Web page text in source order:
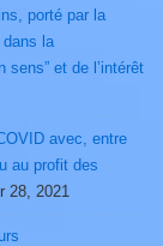
porté par la
la
sens” et de l’intérêt
avec, entre
au profit des
28, 2021